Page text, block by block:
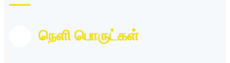
நெளி பொருட்கள்